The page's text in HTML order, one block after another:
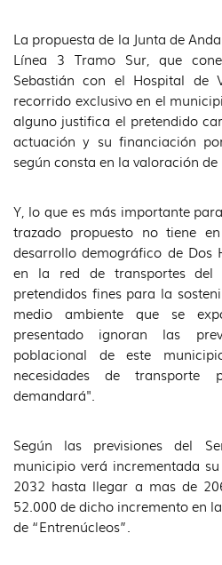
La propuesta de la Junta de
Línea 3 Tramo Sur, que
Sebastián con el Hospital de
recorrido exclusivo en el
alguno justifica el pretendido
actuación y su financiación
según consta en la valoración
Y, lo que es más importante
trazado propuesto no tiene
desarrollo demográfico de Dos
en la red de transportes del
pretendidos fines para la
medio ambiente que se
presentado ignoran las
poblacional de este
necesidades de
demandará".
Según las previsiones del
municipio verá incrementada
2032 hasta llegar a mas de
52.000 de dicho incremento en
de “Entrenúcleos”.